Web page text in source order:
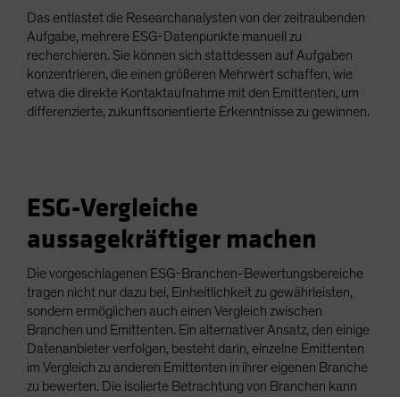
Das entlastet die Researchanalysten von der zeitraubenden
Aufgabe, mehrere ESG-Datenpunkte manuell zu
recherchieren. Sie können sich stattdessen auf Aufgaben
konzentrieren, die einen größeren Mehrwert schaffen, wie
etwa die direkte Kontaktaufnahme mit den Emittenten, um
differenzierte, zukunftsorientierte Erkenntnisse zu gewinnen.
ESG-Vergleiche
aussagekräftiger machen
Die vorgeschlagenen ESG-Branchen-Bewertungsbereiche
tragen nicht nur dazu bei, Einheitlichkeit zu gewährleisten,
sondern ermöglichen auch einen Vergleich zwischen
Branchen und Emittenten. Ein alternativer Ansatz, den einige
Datenanbieter verfolgen, besteht darin, einzelne Emittenten
im Vergleich zu anderen Emittenten in ihrer eigenen Branche
zu bewerten. Die isolierte Betrachtung von Branchen kann